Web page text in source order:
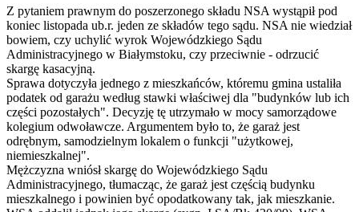
Z pytaniem prawnym do poszerzonego składu NSA wystąpił pod
koniec listopada ub.r. jeden ze składów tego sądu. NSA nie wiedział
bowiem, czy uchylić wyrok Wojewódzkiego Sądu
Administracyjnego w Białymstoku, czy przeciwnie - odrzucić
skargę kasacyjną.
Sprawa dotyczyła jednego z mieszkańców, któremu gmina ustaliła
podatek od garażu według stawki właściwej dla "budynków lub ich
części pozostałych". Decyzję tę utrzymało w mocy samorządowe
kolegium odwoławcze. Argumentem było to, że garaż jest
odrębnym, samodzielnym lokalem o funkcji "użytkowej,
niemieszkalnej".
Mężczyzna wniósł skargę do Wojewódzkiego Sądu
Administracyjnego, tłumacząc, że garaż jest częścią budynku
mieszkalnego i powinien być opodatkowany tak, jak mieszkanie.